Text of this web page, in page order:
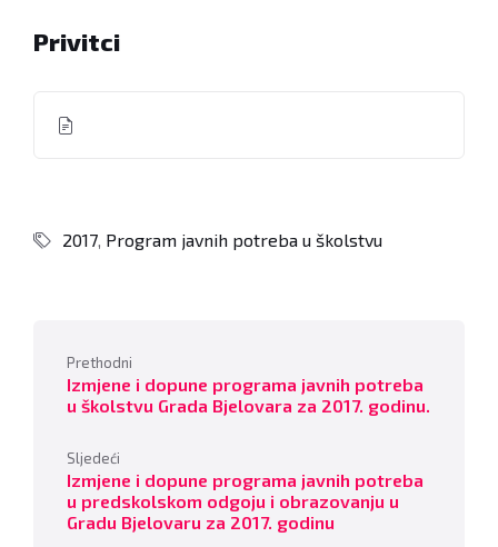
Privitci
2017, Program javnih potreba u školstvu
Prethodni
Izmjene i dopune programa javnih potreba
u školstvu Grada Bjelovara za 2017. godinu.
Sljedeći
Izmjene i dopune programa javnih potreba
u predskolskom odgoju i obrazovanju u
Gradu Bjelovaru za 2017. godinu